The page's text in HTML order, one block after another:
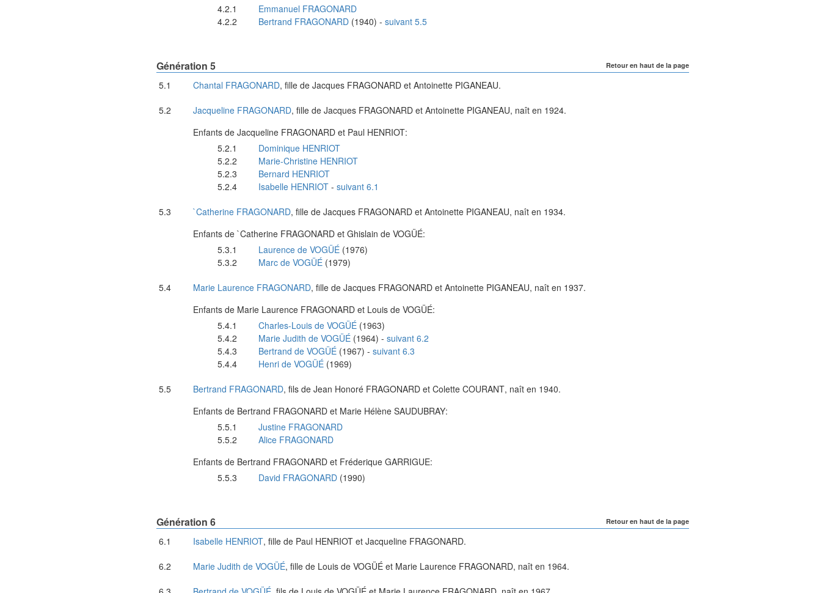
Emmanuel FRAGONARD
Bertrand FRAGONARD(1940) - suivant 5.5
Génération 5 Retour en haut de la page
Chantal FRAGONARD, fille de Jacques FRAGONARD et Antoinette PIGANEAU.
Jacqueline FRAGONARD, fille de Jacques FRAGONARD et Antoinette PIGANEAU, naît en 1924.
Enfants de Jacqueline FRAGONARD et Paul HENRIOT:
DominiqueHENRIOT
Marie-ChristineHENRIOT
Bernard HENRIOT
IsabelleHENRIOT- suivant 6.1
`Catherine FRAGONARD, fille de Jacques FRAGONARD et Antoinette PIGANEAU, naît en 1934.
Enfants de `Catherine FRAGONARD et Ghislain de VOGÜÉ:
Laurencede VOGÜÉ(1976)
Marcde VOGÜÉ(1979)
Marie Laurence FRAGONARD, fille de Jacques FRAGONARD et Antoinette PIGANEAU, naît en 1937.
Enfants de Marie Laurence FRAGONARD et Louis de VOGÜÉ:
Charles-Louisde VOGÜÉ(1963)
Marie Judith de VOGÜÉ(1964) - suivant 6.2
Bertrand de VOGÜÉ(1967) - suivant 6.3
Henride VOGÜÉ(1969)
Bertrand FRAGONARD, fils de Jean Honoré FRAGONARD et Colette COURANT, naît en 1940.
Enfants de Bertrand FRAGONARD et Marie Hélène SAUDUBRAY:
JustineFRAGONARD
AliceFRAGONARD
Enfants de Bertrand FRAGONARD et Fréderique GARRIGUE:
David FRAGONARD(1990)
Génération 6 Retour en haut de la page
Isabelle HENRIOT, fille de Paul HENRIOT et Jacqueline FRAGONARD.
Marie Judith de VOGÜÉ, fille de Louis de VOGÜÉ et Marie Laurence FRAGONARD, naît en 1964.